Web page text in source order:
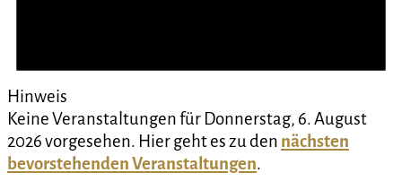
Hinweis
Keine Veranstaltungen für Donnerstag, 6. August
2026 vorgesehen. Hier geht es zu den nächsten
bevorstehenden Veranstaltungen.